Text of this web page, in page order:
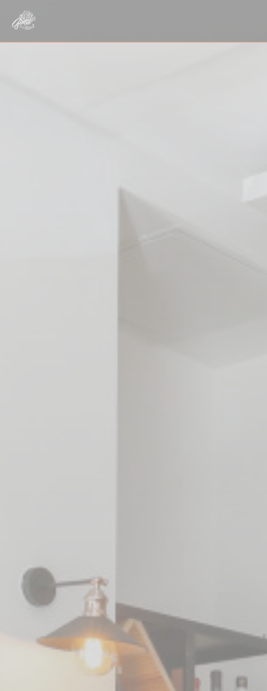
Panel for informasjonskapsler